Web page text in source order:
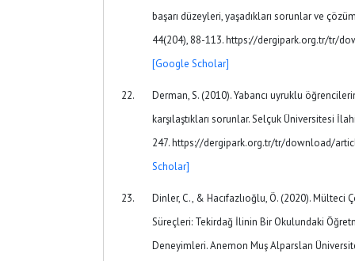
başarı düzeyleri, yaşadıkları sorunlar ve
44(204), 88-113. https://dergipark.org.tr/tr/
[Google Scholar]
Derman, S. (2010). Yabancı uyruklu
karşılaştıkları sorunlar. Selçuk Üniversitesi
247. https://dergipark.org.tr/tr/download/
Scholar]
Dinler, C., & Hacıfazlıoğlu, Ö. (2020). Mülteci
Süreçleri: Tekirdağ İlinin Bir Okulundaki
Deneyimleri. Anemon Muş Alparslan